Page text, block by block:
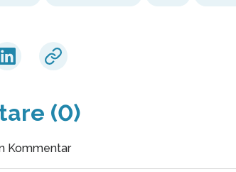
(0)
Kommentar